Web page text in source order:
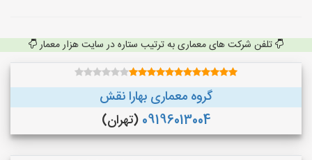
تلفن شرکت های معماری به ترتیب ستاره در سایت هزار معمار
گروه معماری بهارا نقش
09196013004 (تهران)